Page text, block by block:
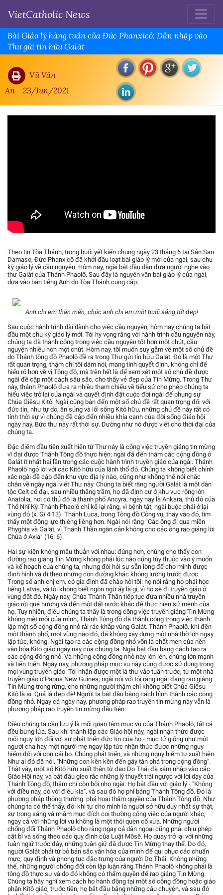
VietCatholic News
Bài Giáo lý hàng tuần của Đức Phanxicô: Dẫn nhập vào
Thư gửi tín hữu Galát
Vũ Văn
An
23/Jun/2021
Theo tin Tòa Thánh, trong buổi yết kiến chung ngày 23 tháng 6 tại Sân San
Damaso, Đức Phanxicô đã khởi đầu loạt bài giáo lý mới của ngài, sau chu
kỳ giáo lý về cầu nguyện. Hôm nay, ngài bắt đầu dẫn đưa người nghe vào
thư Galát của Thánh Phaolô. Sau đây là nguyên văn bài giáo lý của ngài,
dựa vào bản tiếng Anh do Tòa Thánh cung cấp:
Anh chị em thân mến, chúc anh chị em một buổi sáng tốt đẹp!
Sau cuộc hành trình dài dành cho việc cầu nguyện, hôm nay chúng ta bắt
đầu một chu kỳ giáo lý mới. Tôi hy vọng rằng với hành trình cầu nguyện này,
chúng ta đã thành công trong việc cầu nguyện tốt hơn một chút, cầu
nguyện nhiều hơn một chút. Hôm nay, tôi muốn suy gẫm về một số chủ đề
do Thánh tông đồ Phaolô đề ra trong Thư gửi tín hữu Galát. Đó là một Thư
rất quan trọng, thậm chí tôi dám nói, mang tính quyết định, không chỉ để
hiểu rõ hơn về vị Tông đồ, mà trên hết là để xem xét một số chủ đề được
ngài đề cập một cách sâu sắc, cho thấy vẻ đẹp của Tin Mừng. Trong Thư
này, thánh Phaolô đưa ra nhiều tham chiếu về tiểu sử cho phép chúng ta
hiểu việc trở lại của ngài và quyết định đặt cuộc đời ngài để phụng sự
Chúa Giêsu Kitô. Ngài cũng bàn đến một số chủ đề rất quan trọng đối với
đức tin, như tự do, ân sủng và lối sống Kitô hữu, những chủ đề này rất có
tính thời sự vì chúng đề cập đến nhiều khía cạnh của đời sống Giáo hội
ngày nay. Bức thư này rất thời sự. Dường như nó được viết cho thời đại của
chúng ta.
Đặc điểm đầu tiên xuất hiện từ Thư này là công việc truyền giảng tin mừng
vĩ đại được Thánh Tông đồ thực hiện; ngài đã đến thăm các cộng đồng ở
Galát ít nhất hai lần trong các cuộc hành trình truyền giáo của ngài. Thánh
Phaolô ngỏ lời với các Kitô hữu của lãnh thổ đó. Chúng ta không biết chính
xác ngài đề cập đến khu vực địa lý nào, cũng như không thể nói chắc
chắn về ngày ngài viết Thư này. Chúng ta biết rằng người Galát là một dân
tộc Celt cổ đại, sau nhiều thăng trầm, họ đã định cư ở khu vực rộng lớn
Anatolia, nơi có thủ đô là thành phố Ancyra, ngày nay là Ankara, thủ đô của
Thổ Nhĩ Kỳ. Thánh Phaolô chỉ kể lại rằng, vì bệnh tật, ngài buộc phải ở lại
vùng đó (x. Gl 4:13). Thánh Luca, trong Tông đồ Công vụ, thay vào đó, tìm
thấy một động lực thiêng liêng hơn. Ngài nói rằng “Các ông đi qua miền
Phyghia và Galát, vì Thánh Thần ngăn cản không cho các ông rao giảng lời
Chúa ở Axia” (16: 6).
Hai sự kiện không mâu thuẫn với nhau: đúng hơn, chúng cho thấy con
đường rao giảng Tin Mừng không phải lúc nào cũng tùy thuộc vào ý muốn
và kế hoạch của chúng ta, nhưng đòi hỏi sự sẵn lòng để cho mình được
định hình và đi theo những con đường khác không lường trước được.
Trong số anh chị em, có gia đình đã chào hỏi tôi: họ nói rằng họ phải học
tiếng Latvia, và tôi không biết ngôn ngữ ấy là gì, vì họ sẽ đi truyền giáo ở
vùng đất đó. Ngày nay, Chúa Thánh Thần tiếp tục đưa nhiều nhà truyền
giáo rời quê hương và đến một đất nước khác để thực hiện sứ mệnh của
họ. Tuy nhiên, điều chúng ta thấy là trong công việc truyền giảng Tin Mừng
không mệt mỏi của mình, Thánh Tông đồ đã thành công trong việc thành
lập một số cộng đồng nhỏ rải rác khắp vùng Galát. Thánh Phaolô, khi đến
một thành phố, một vùng nào đó, đã không xây dựng một nhà thờ lớn ngay
lập tức, không. Ngài tạo ra các cộng đồng nhỏ vốn là chất men của nền
văn hóa Kitô giáo ngày nay của chúng ta. Ngài bắt đầu bằng cách tạo ra
các cộng đồng nhỏ. Và những cộng đồng nhỏ này lớn lên, chúng lớn mạnh
và tiến triển. Ngày nay, phương pháp mục vụ này cũng được sử dụng trong
mọi vùng truyền giáo. Tôi nhận được một lá thư vào tuần trước, từ một nhà
truyền giáo ở Papua New Guinea; ngài nói với tôi rằng ngài đang rao giảng
Tin Mừng trong rừng, cho những người thậm chí không biết Chúa Giêsu
Kitô là ai. Quả là đẹp đẽ! Người ta bắt đầu bằng cách hình thành các cộng
đồng nhỏ. Ngay cả ngày nay, phương pháp rao truyền tin mừng này vẫn là
phương pháp rao truyền tin mừng đầu tiên.
Điều chúng ta cần lưu ý là mối quan tâm mục vụ của Thánh Phaolô, tất cả
đều bừng lửa. Sau khi thành lập các Giáo hội này, ngài nhận thức được
mối nguy lớn đối với sự phát triển đức tin của họ - mục tử giống như một
người cha hay một người mẹ ngay lập tức nhận thức được những nguy
hiểm đối với con cái họ. Chúng phát triển, và những nguy hiểm tự xuất hiện.
Như ai đó đã nói, "Những con kền kền đến gây tàn phá trong cộng đồng".
Thật vậy, một số Kitô hữu xuất thân từ đạo Do Thái đã xâm nhập vào các
Giáo Hội này, và bắt đầu gieo rắc những lý thuyết trái ngược với lời dạy của
Thánh Tông đồ, thậm chí còn bôi nhọ ngài. Họ bắt đầu với giáo lý - "Không
với điều này, có với điều kia", và sau đó họ phỉ báng Thánh Tông đồ. Đó là
phương pháp thông thường: phá hoại thẩm quyền của Thánh Tông đồ. Như
chúng ta có thể thấy, đôi khi tự cho mình là người sở hữu duy nhất sự thật,
sự trong sáng và nhằm mục đích coi thường công việc của người khác,
ngay cả với những lời vu khống là một thói quen cổ xưa. Những người
chống đối Thánh Phaolô cho rằng ngay cả dân ngoại cũng phải chịu phép
cắt bì và sống theo các quy định của Luật Môsê. Họ quay trở lại với những
tuân ngiữ trước đây, những tuân giữ đã được Tin Mừng thay thế. Do đó,
người Galát phải từ bỏ bản sắc văn hóa của mình để qui phục các chuẩn
mực, quy định và phong tục đặc trưng của người Do Thái. Không những
thế, những người chống đối còn lập luận rằng Thánh Phaolô không phải là
tông đồ thực sự và do đó không có thẩm quyền để rao giảng Tin Mừng.
Chúng ta hãy nghĩ xem cách họ hành động tại một số cộng đồng hoặc giáo
phận Kitô giáo, trước tiên, họ bắt đầu bằng những câu chuyện, và sau đó